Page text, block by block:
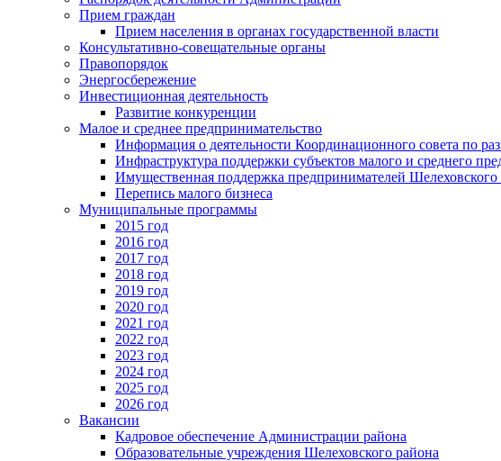
Прием граждан
Прием населения в органах государственной власти
Консультативно-совещательные органы
Правопорядок
Энергосбережение
Инвестиционная деятельность
Развитие конкуренции
Малое и среднее предпринимательство
Информация о деятельности Координационного совета по
Инфраструктура поддержки субъектов малого и среднего
Имущественная поддержка предпринимателей Шелеховского
Перепись малого бизнеса
Муниципальные программы
2015 год
2016 год
2017 год
2018 год
2019 год
2020 год
2021 год
2022 год
2023 год
2024 год
2025 год
2026 год
Вакансии
Кадровое обеспечение Администрации района
Образовательные учреждения Шелеховского района